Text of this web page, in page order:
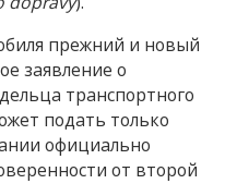
прежний и новый
заявление о
транспортного
подать только
официально
от второй